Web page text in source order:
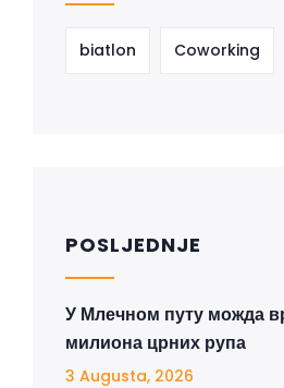
biatlon Coworking
POSLJEDNJE
У Млечном путу можда
милиона црних рупа
3 Augusta, 2026